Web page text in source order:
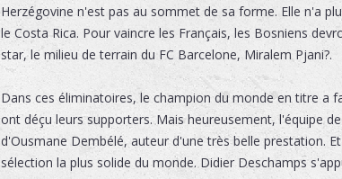
Herzégovine n'est pas au sommet de sa forme. Elle n'a
le Costa Rica. Pour vaincre les Français, les Bosniens
star, le milieu de terrain du FC Barcelone, Miralem Pjani?.
Dans ces éliminatoires, le champion du monde en titre a
ont déçu leurs supporters. Mais heureusement, l'équipe
d'Ousmane Dembélé, auteur d'une très belle prestation.
sélection la plus solide du monde. Didier Deschamps